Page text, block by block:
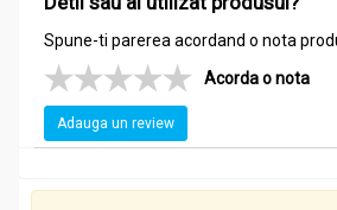
Spune-ti parerea acordand o nota
Acorda o nota
Adauga un review